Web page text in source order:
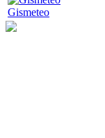
Gismeteo